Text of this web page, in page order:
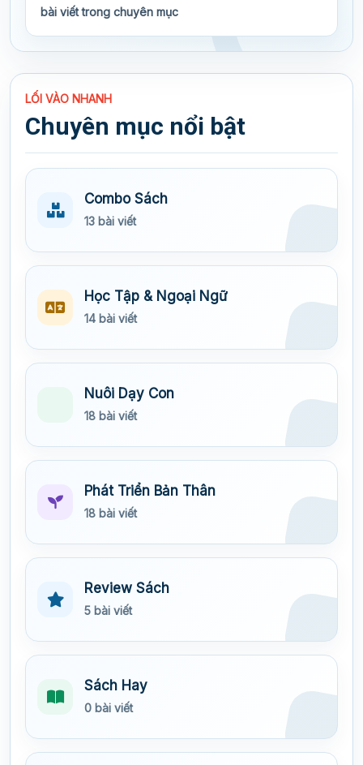
bài viết trong chuyên mục
LỐI VÀO NHANH
Chuyên mục nổi bật
Combo Sách
13 bài viết
Học Tập & Ngoại Ngữ
14 bài viết
Nuôi Dạy Con
18 bài viết
Phát Triển Bản Thân
18 bài viết
Review Sách
5 bài viết
Sách Hay
0 bài viết